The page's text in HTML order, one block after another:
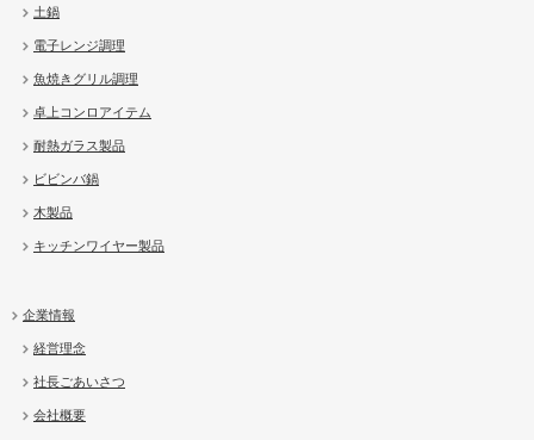
土鍋
電子レンジ調理
魚焼きグリル調理
卓上コンロアイテム
耐熱ガラス製品
ビビンバ鍋
木製品
キッチンワイヤー製品
企業情報
経営理念
社長ごあいさつ
会社概要